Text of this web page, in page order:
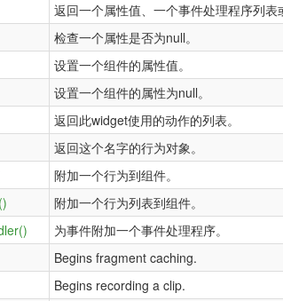
返回一个属性值、一个事件处理程序列表
检查一个属性是否为null。
设置一个组件的属性值。
设置一个组件的属性为null。
返回此widget使用的动作的列表。
返回这个名字的行为对象。
附加一个行为到组件。
附加一个行为列表到组件。
为事件附加一个事件处理程序。
Begins fragment caching.
Begins recording a clip.